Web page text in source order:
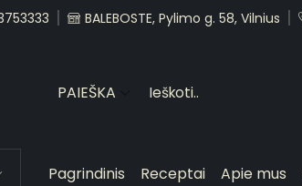
BALEBOSTE, Pylimo g. 58, Vilnius
PAIEŠKA
Pagrindinis Receptai Apie mus